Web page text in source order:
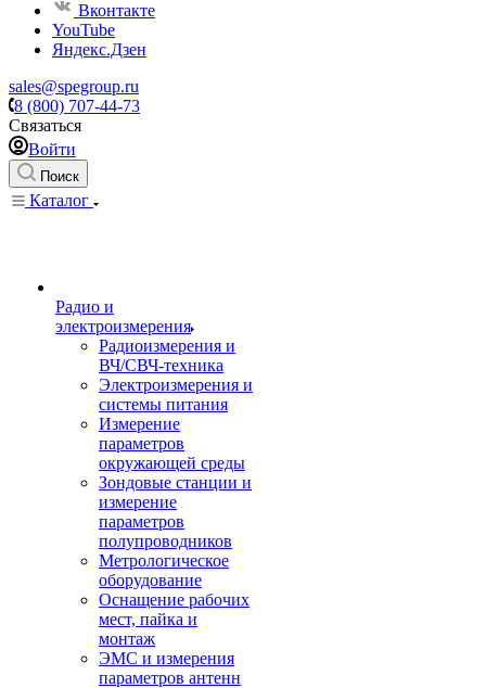
Вконтакте
YouTube
Яндекс.Дзен
sales@spegroup.ru
8 (800) 707-44-73
Связаться
Войти
Поиск
Каталог
Радио и
электроизмерения
Радиоизмерения и
ВЧ/СВЧ-техника
Электроизмерения и
системы питания
Измерение
параметров
окружающей среды
Зондовые станции и
измерение
параметров
полупроводников
Метрологическое
оборудование
Оснащение рабочих
мест, пайка и
монтаж
ЭМС и измерения
параметров антенн